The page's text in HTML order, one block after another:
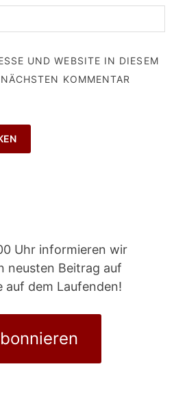
UND WEBSITE IN DIESEM
KOMMENTAR
Uhr informieren wir
neusten Beitrag auf
auf dem Laufenden!